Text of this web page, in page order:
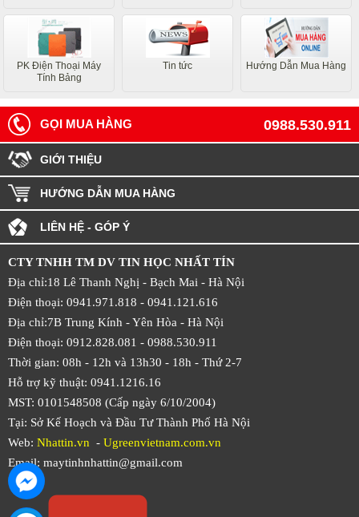
PK Điện Thoại Máy
Tính Bảng
Tin tức Hướng Dẫn Mua Hàng
0988.530.911
GỌI MUA HÀNG
GIỚI THIỆU
HƯỚNG DẪN MUA HÀNG
LIÊN HỆ - GÓP Ý
CTY TNHH TM DV TIN HỌC NHẤT TÍN
Địa chỉ:18 Lê Thanh Nghị - Bạch Mai - Hà Nội
Điện thoại: 0941.971.818 - 0941.121.616
Địa chỉ:7B Trung Kính - Yên Hòa - Hà Nội
Điện thoại: 0912.828.081 - 0988.530.911
Thời gian: 08h - 12h và 13h30 - 18h - Thứ 2-7
Hỗ trợ kỹ thuật: 0941.1216.16
MST: 0101548508 (Cấp ngày 6/10/2004)
Tại: Sở Kế Hoạch và Đầu Tư Thành Phố Hà Nội
Web: Nhattin.vn - Ugreenvietnam.com.vn
Email: maytinhnhattin@gmail.com